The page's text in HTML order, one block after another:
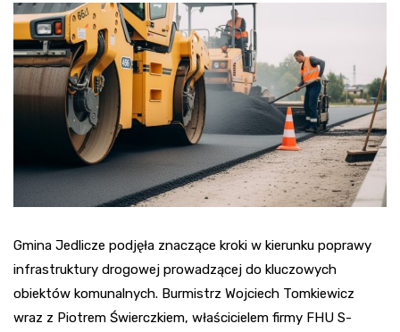
Gmina Jedlicze podjęła znaczące kroki w kierunku poprawy
infrastruktury drogowej prowadzącej do kluczowych
obiektów komunalnych. Burmistrz Wojciech Tomkiewicz
wraz z Piotrem Świerczkiem, właścicielem firmy FHU S-